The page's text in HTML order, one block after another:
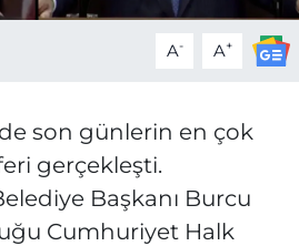
A- A+
son günlerin en çok
gerçekleşti.
Başkanı Burcu
Cumhuriyet Halk